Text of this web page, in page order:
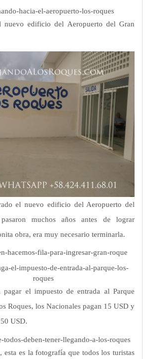
nuevo edificio del Aeropuerto del Gran
el nuevo edificio del Aeropuerto del
muchos años antes de lograr
obra, era muy necesario terminarla.
el impuesto de entrada al Parque
Roques, los Nacionales pagan 15 USD y
USD.
esta es la fotografía que todos los turistas